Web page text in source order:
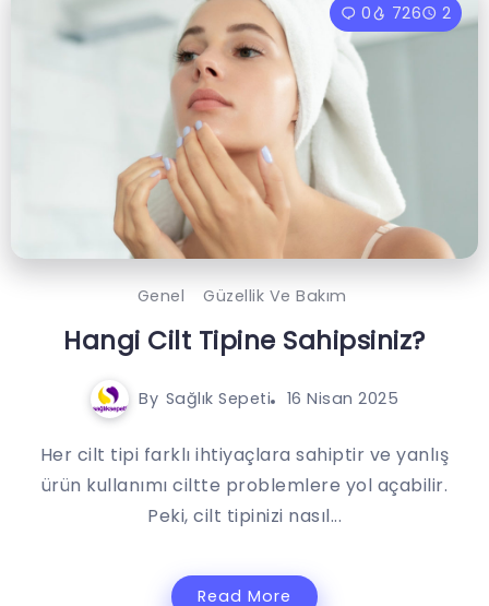
0 726 2
Genel Güzellik Ve Bakım
Hangi Cilt Tipine Sahipsiniz?
By Sağlık Sepeti 16 Nisan 2025
Her cilt tipi farklı ihtiyaçlara sahiptir ve yanlış
ürün kullanımı ciltte problemlere yol açabilir.
Peki, cilt tipinizi nasıl...
Read More